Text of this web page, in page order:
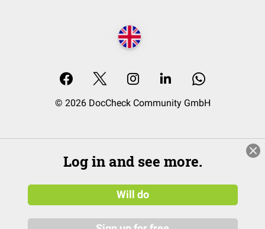
© 2026 DocCheck Community GmbH
Log in and see more.
Will do